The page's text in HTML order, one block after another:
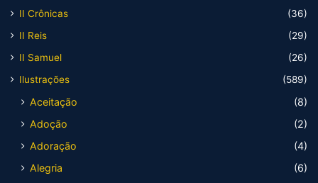
II Crônicas
(36)
II Reis
(29)
II Samuel
(26)
Ilustrações
(589)
Aceitação
(8)
Adoção
(2)
Adoração
(4)
Alegria
(6)